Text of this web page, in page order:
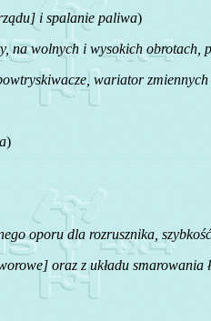
i spalanie paliwa)
wolnych i wysokich obrotach,
wariator
)
oporu dla rozrusznika,
oraz z układu smarowania